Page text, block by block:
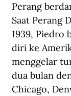
Perang
Saat Perang
1939, Piedro
diri ke
menggelar
dua bulan
Chicago,